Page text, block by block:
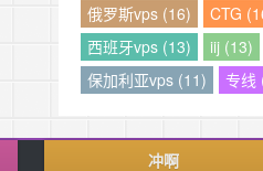
俄罗斯vps (16)
CTG
西班牙vps (13)
iij (13)
保加利亚vps (11)
专线
冲啊